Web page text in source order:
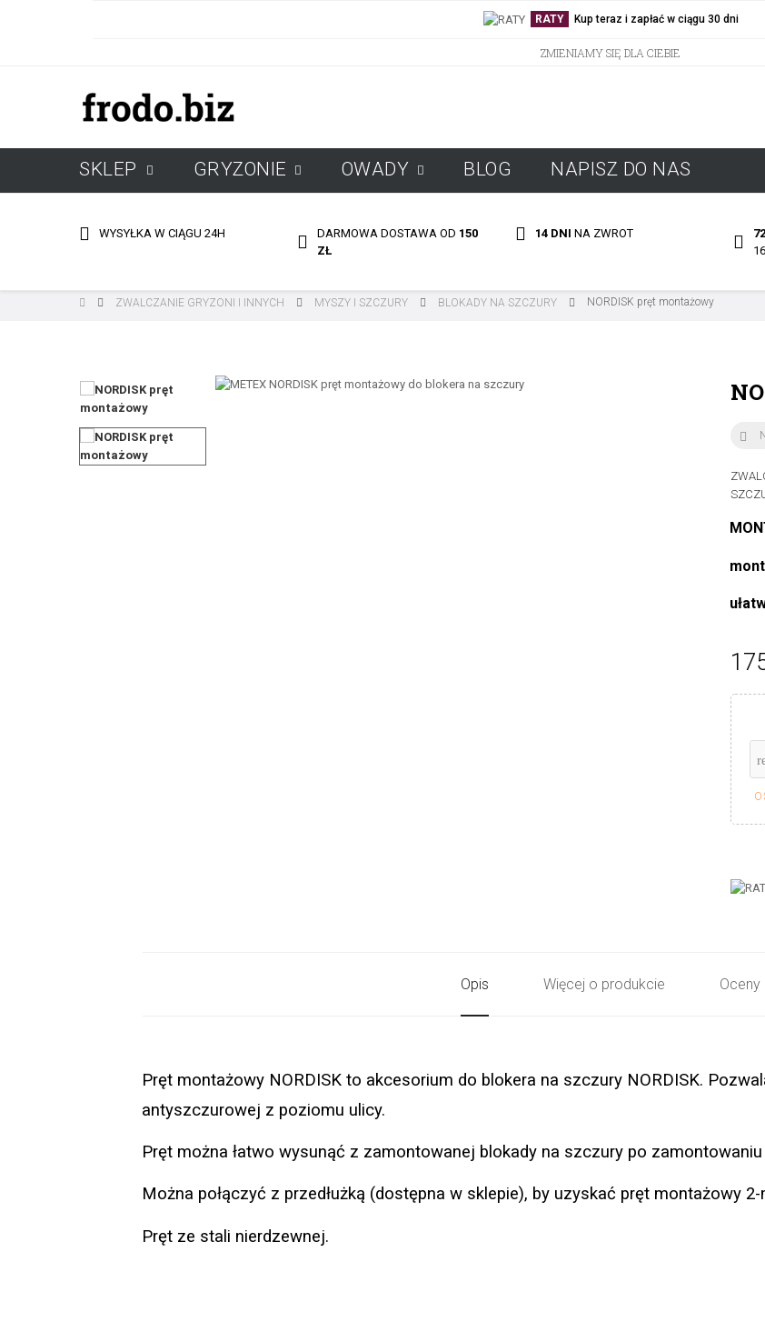
RATY Kup teraz i zapłać w ciągu 30 dni
ZMIENIAMY SIĘ DLA CIEBIE
SKLEP GRYZONIE OWADY BLOG NAPISZ DO NAS
WYSYŁKA W CIĄGU 24H DARMOWA DOSTAWA OD 150
ZŁ
14 DNI NA ZWROT
ZWALCZANIE GRYZONI I INNYCH MYSZY I SZCZURY BLOKADY NA SZCZURY NORDISK pręt montażowy

Opis Więcej o produkcie Oceny
Pręt montażowy NORDISK to akcesorium do blokera na szczury NORDISK.
antyszczurowej z poziomu ulicy.
Pręt można łatwo wysunąć z zamontowanej blokady na szczury po
Można połączyć z przedłużką (dostępna w sklepie), by uzyskać pręt montażowy
Pręt ze stali nierdzewnej.